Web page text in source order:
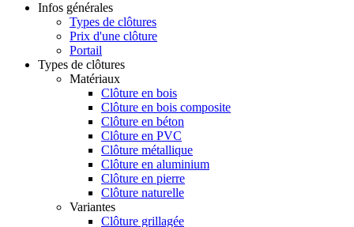
Infos générales
Types de clôtures
Prix d'une clôture
Portail
Types de clôtures
Matériaux
Clôture en bois
Clôture en bois composite
Clôture en béton
Clôture en PVC
Clôture métallique
Clôture en aluminium
Clôture en pierre
Clôture naturelle
Variantes
Clôture grillagée